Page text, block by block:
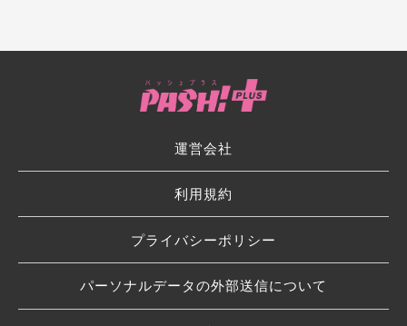
運営会社
利用規約
プライバシーポリシー
パーソナルデータの外部送信について